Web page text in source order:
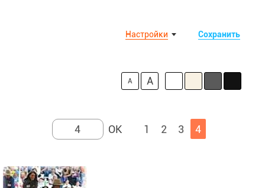
Сохранить
Настройки
A A
1 2 3 4